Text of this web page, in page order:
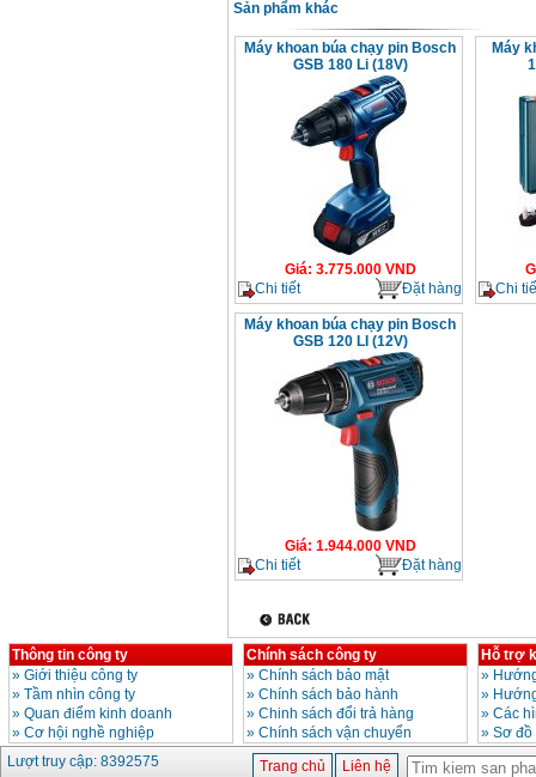
Sản phẩm khác
Máy khoan búa chạy pin Bosch
GSB 180 Li (18V)
Giá: 3.775.000VND
Chi tiết
Đặt hàng
Máy
Chi
Máy khoan búa chạy pin Bosch
GSB 120 LI (12V)
Giá: 1.944.000VND
Chi tiết
Đặt hàng
Thông tin công ty
» Giới thiệu công ty
» Tầm nhìn công ty
» Quan điểm kinh doanh
» Cơ hội nghề nghiệp
Chính sách công ty
» Chính sách bảo mật
» Chính sách bảo hành
» Chinh sách đổi trả hàng
» Chính sách vận chuyển
Hỗ trợ
»
»
» Các
» Sơ
Lượt truy cập: 8392575
Trang chủ Liên hệ